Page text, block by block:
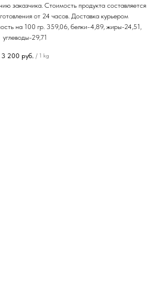
заказчика. Стоимость продукта составляется
от 24 часов. Доставка курьером
на 100 гр. 359,06, белки-4,89, жиры-24,51,
углеводы-29,71
3 200 руб. / 1 kg